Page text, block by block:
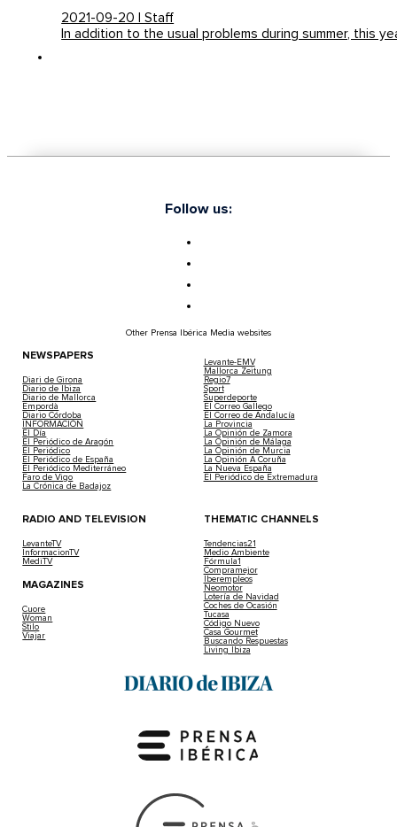
2021-09-20 | Staff
In addition to the usual problems during summer, this
Follow us:
Other Prensa Ibérica Media websites
NEWSPAPERS
Diari de Girona
Diario de Ibiza
Diario de Mallorca
Empordà
Diario Córdoba
INFORMACIÓN
El Día
El Periódico de Aragón
El Periódico
El Periódico de España
El Periódico Mediterráneo
Faro de Vigo
La Crónica de Badajoz
Levante-EMV
Mallorca Zeitung
Regio7
Sport
Superdeporte
El Correo Gallego
El Correo de Andalucía
La Provincia
La Opinión de Zamora
La Opinión de Málaga
La Opinión de Murcia
La Opinión A Coruña
La Nueva España
El Periódico de Extremadura
RADIO AND TELEVISION
LevanteTV
InformacionTV
MediTV
MAGAZINES
Cuore
Woman
Stilo
Viajar
THEMATIC CHANNELS
Tendencias21
Medio Ambiente
Fórmula1
Compramejor
Iberempleos
Neomotor
Lotería de Navidad
Coches de Ocasión
Tucasa
Código Nuevo
Casa Gourmet
Buscando Respuestas
Living Ibiza